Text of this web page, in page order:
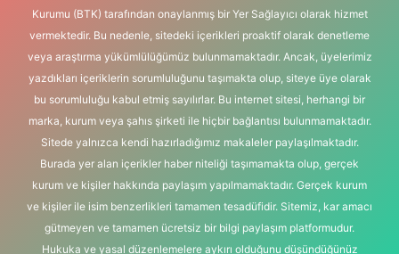
Kurumu (BTK) tarafından onaylanmış bir Yer Sağlayıcı olarak hizmet
vermektedir. Bu nedenle, sitedeki içerikleri proaktif olarak denetleme
veya araştırma yükümlülüğümüz bulunmamaktadır. Ancak, üyelerimiz
yazdıkları içeriklerin sorumluluğunu taşımakta olup, siteye üye olarak
bu sorumluluğu kabul etmiş sayılırlar. Bu internet sitesi, herhangi bir
marka, kurum veya şahıs şirketi ile hiçbir bağlantısı bulunmamaktadır.
Sitede yalnızca kendi hazırladığımız makaleler paylaşılmaktadır.
Burada yer alan içerikler haber niteliği taşımamakta olup, gerçek
kurum ve kişiler hakkında paylaşım yapılmamaktadır. Gerçek kurum
ve kişiler ile isim benzerlikleri tamamen tesadüfidir. Sitemiz, kar amacı
gütmeyen ve tamamen ücretsiz bir bilgi paylaşım platformudur.
Hukuka ve yasal düzenlemelere aykırı olduğunu düşündüğünüz